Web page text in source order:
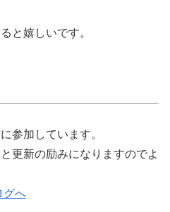
と嬉しいです。
参加しています。
更新の励みになりますのでよ